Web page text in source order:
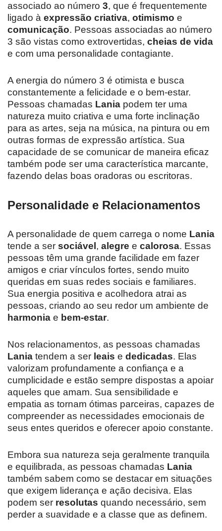
associado ao número 3, que é frequentemente
ligado à expressão criativa, otimismo e
comunicação. Pessoas associadas ao número
3 são vistas como extrovertidas, cheias de vida
e com uma personalidade contagiante.
A energia do número 3 é otimista e busca
constantemente a felicidade e o bem-estar.
Pessoas chamadas Lania podem ter uma
natureza muito criativa e uma forte inclinação
para as artes, seja na música, na pintura ou em
outras formas de expressão artística. Sua
capacidade de se comunicar de maneira eficaz
também pode ser uma característica marcante,
fazendo delas boas oradoras ou escritoras.
Personalidade e Relacionamentos
A personalidade de quem carrega o nome Lania
tende a ser sociável , alegre e calorosa. Essas
pessoas têm uma grande facilidade em fazer
amigos e criar vínculos fortes, sendo muito
queridas em suas redes sociais e familiares.
Sua energia positiva e acolhedora atrai as
pessoas, criando ao seu redor um ambiente de
harmonia e bem-estar.
Nos relacionamentos, as pessoas chamadas
Lania tendem a ser leais e dedicadas. Elas
valorizam profundamente a confiança e a
cumplicidade e estão sempre dispostas a apoiar
aqueles que amam. Sua sensibilidade e
empatia as tornam ótimas parceiras, capazes de
compreender as necessidades emocionais de
seus entes queridos e oferecer apoio constante.
Embora sua natureza seja geralmente tranquila
e equilibrada, as pessoas chamadas Lania
também sabem como se destacar em situações
que exigem liderança e ação decisiva. Elas
podem ser resolutas quando necessário, sem
perder a suavidade e a classe que as definem.